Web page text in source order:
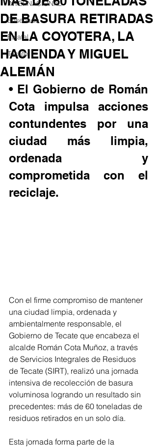
INTERNACIONAL
Ensenada
Estatal
Tecate
DE BASURA RETIRADAS
EN LA COYOTERA, LA
HACIENDA Y MIGUEL
ALEMÁN
• El Gobierno de Román
Cota impulsa acciones
contundentes por una
ciudad más limpia,
ordenada y
comprometida con el
reciclaje.
Con el firme compromiso de mantener
una ciudad limpia, ordenada y
ambientalmente responsable, el
Gobierno de Tecate que encabeza el
alcalde Román Cota Muñoz, a través
de Servicios Integrales de Residuos
de Tecate (SIRT), realizó una jornada
intensiva de recolección de basura
voluminosa logrando un resultado sin
precedentes: más de 60 toneladas de
residuos retirados en un solo día.
Esta jornada forma parte de la